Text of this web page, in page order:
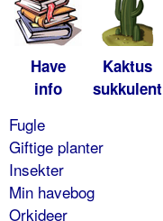
Have
info
Kaktus
sukkulent
Fugle
Giftige planter
Insekter
Min havebog
Orkideer